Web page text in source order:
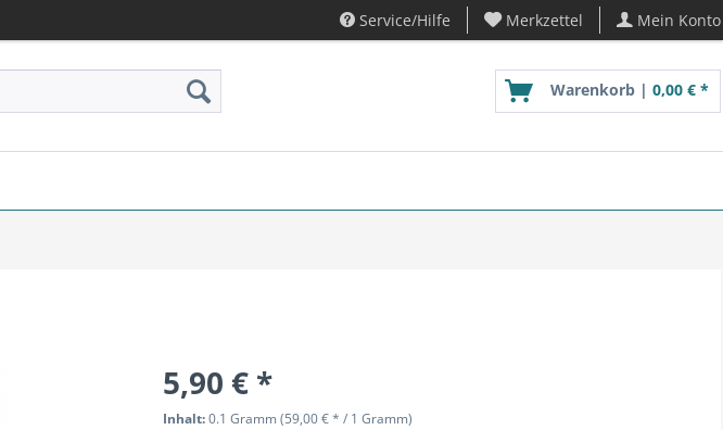
Service/Hilfe Merkzettel Mein Konto
Warenkorb | 0,00 € *
5,90 € *
Inhalt:0.1 Gramm (59,00 € * / 1 Gramm)